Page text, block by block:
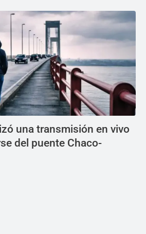
una transmisión en vivo
del puente Chaco-